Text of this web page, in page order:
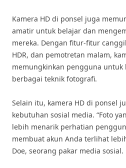
Kamera HD di ponsel juga
amatir untuk belajar dan
mereka. Dengan fitur-fitur
HDR, dan pemotretan malam,
memungkinkan pengguna untuk
berbagai teknik fotografi.
Selain itu, kamera HD di ponsel
kebutuhan sosial media. “Foto
lebih menarik perhatian
membuat akun Anda terlihat
Doe, seorang pakar media sosial.